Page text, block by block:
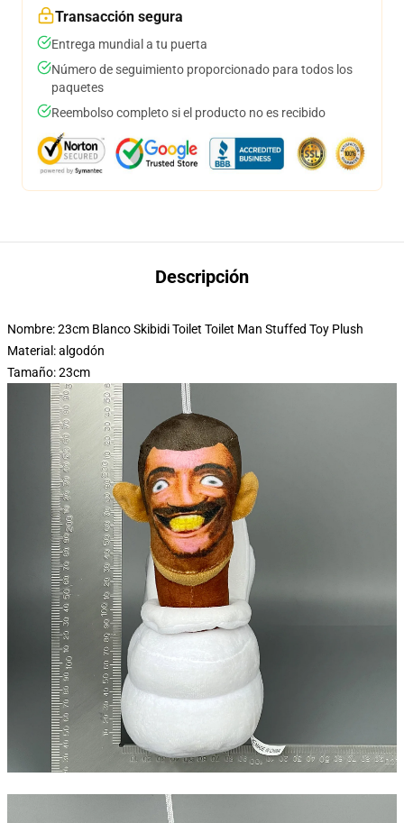
Transacción segura
Entrega mundial a tu puerta
Número de seguimiento proporcionado para todos los
paquetes
Reembolso completo si el producto no es recibido
Descripción
Nombre: 23cm Blanco Skibidi Toilet Toilet Man Stuffed Toy Plush
Material: algodón
Tamaño: 23cm